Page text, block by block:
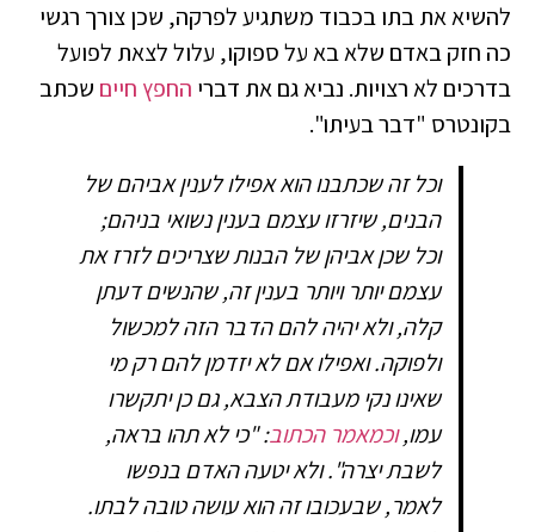
להשיא את בתו בכבוד משתגיע לפרקה, שכן צורך רגשי
כה חזק באדם שלא בא על ספוקו, עלול לצאת לפועל
בדרכים לא רצויות. נביא גם את דברי החפץ חיים שכתב
בקונטרס "דבר בעיתו".
וכל זה שכתבנו הוא אפילו לענין אביהם של
הבנים, שיזרזו עצמם בענין נשואי בניהם;
וכל שכן אביהן של הבנות שצריכים לזרז את
עצמם יותר ויותר בענין זה, שהנשים דעתן
קלה, ולא יהיה להם הדבר הזה למכשול
ולפוקה. ואפילו אם לא יזדמן להם רק מי
שאינו נקי מעבודת הצבא, גם כן יתקשרו
עמו,וכמאמר הכתוב: "כי לא תהו בראה,
לשבת יצרה". ולא יטעה האדם בנפשו
לאמר, שבעכובו זה הוא עושה טובה לבתו.